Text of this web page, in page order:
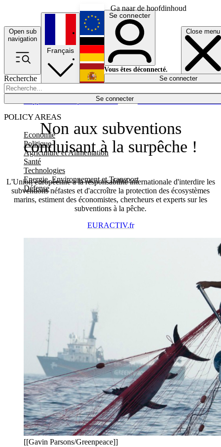
Ga naar de hoofdinhoud
Open sub
navigation
Close menu
Recherche
Se connecter
POLICY AREAS
Economie
Politique
Agriculture et Alimentation
Santé
Technologies
Energie, Environnement et Transport
Défense
Économie
Français
English
Deutsch
Español
Se connecter
Vous êtes déconnecté.
Se connecter
Non aux subventions
conduisant à la surpêche !
L'Union européenne a la responsabilité internationale d'interdire les
subventions néfastes et d'accroître la protection des écosystèmes
marins, estiment des économistes, chercheurs et experts sur les
subventions à la pêche.
EURACTIV.fr
[[Gavin Parsons/Greenpeace]]